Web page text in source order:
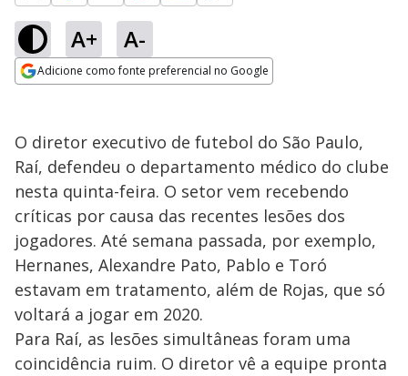
A+ A-
Adicione como fonte preferencial no Google
O diretor executivo de futebol do São Paulo,
Raí, defendeu o departamento médico do clube
nesta quinta-feira. O setor vem recebendo
críticas por causa das recentes lesões dos
jogadores. Até semana passada, por exemplo,
Hernanes, Alexandre Pato, Pablo e Toró
estavam em tratamento, além de Rojas, que só
voltará a jogar em 2020.
Para Raí, as lesões simultâneas foram uma
coincidência ruim. O diretor vê a equipe pronta